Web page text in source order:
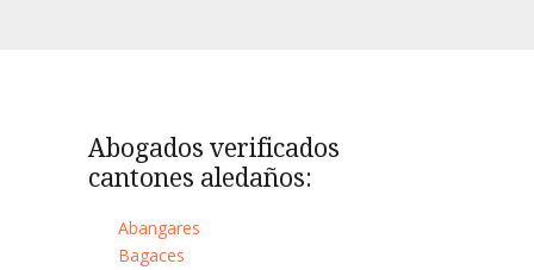
Abogados verificados
cantones aledaños:
Abangares
Bagaces